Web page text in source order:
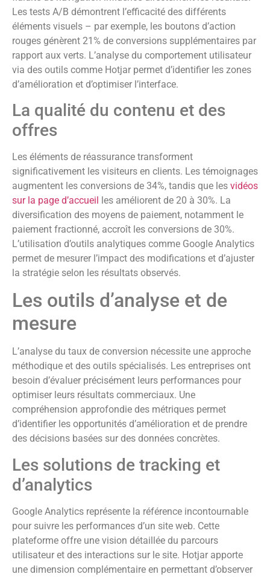
Les tests A/B démontrent l’efficacité des différents
éléments visuels – par exemple, les boutons d’action
rouges génèrent 21% de conversions supplémentaires par
rapport aux verts. L’analyse du comportement utilisateur
via des outils comme Hotjar permet d’identifier les zones
d’amélioration et d’optimiser l’interface.
La qualité du contenu et des
offres
Les éléments de réassurance transforment
significativement les visiteurs en clients. Les témoignages
augmentent les conversions de 34%, tandis que les vidéos
sur la page d’accueil les améliorent de 20 à 30%. La
diversification des moyens de paiement, notamment le
paiement fractionné, accroît les conversions de 30%.
L’utilisation d’outils analytiques comme Google Analytics
permet de mesurer l’impact des modifications et d’ajuster
la stratégie selon les résultats observés.
Les outils d’analyse et de
mesure
L’analyse du taux de conversion nécessite une approche
méthodique et des outils spécialisés. Les entreprises ont
besoin d’évaluer précisément leurs performances pour
optimiser leurs résultats commerciaux. Une
compréhension approfondie des métriques permet
d’identifier les opportunités d’amélioration et de prendre
des décisions basées sur des données concrètes.
Les solutions de tracking et
d’analytics
Google Analytics représente la référence incontournable
pour suivre les performances d’un site web. Cette
plateforme offre une vision détaillée du parcours
utilisateur et des interactions sur le site. Hotjar apporte
une dimension complémentaire en permettant d’observer